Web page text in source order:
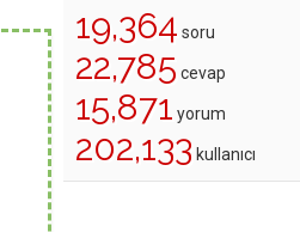
19,364 soru
22,785 cevap
15,871 yorum
202,133 kullanıcı